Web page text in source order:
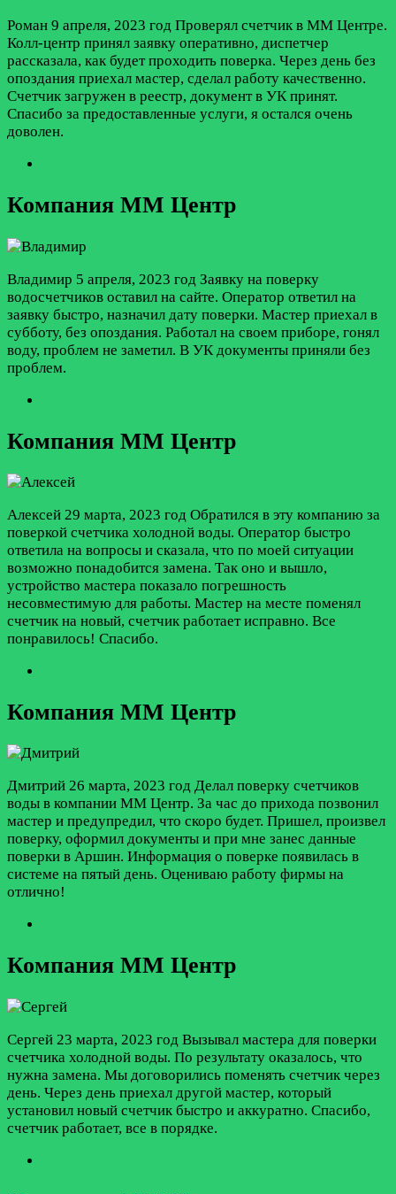
Роман 9 апреля, 2023 год Проверял счетчик в ММ Центре.
Колл-центр принял заявку оперативно, диспетчер
рассказала, как будет проходить поверка. Через день без
опоздания приехал мастер, сделал работу качественно.
Счетчик загружен в реестр, документ в УК принят.
Спасибо за предоставленные услуги, я остался очень
доволен.
Компания ММ Центр
Владимир 5 апреля, 2023 год Заявку на поверку
водосчетчиков оставил на сайте. Оператор ответил на
заявку быстро, назначил дату поверки. Мастер приехал в
субботу, без опоздания. Работал на своем приборе, гонял
воду, проблем не заметил. В УК документы приняли без
проблем.
Компания ММ Центр
Алексей 29 марта, 2023 год Обратился в эту компанию за
поверкой счетчика холодной воды. Оператор быстро
ответила на вопросы и сказала, что по моей ситуации
возможно понадобится замена. Так оно и вышло,
устройство мастера показало погрешность
несовместимую для работы. Мастер на месте поменял
счетчик на новый, счетчик работает исправно. Все
понравилось! Спасибо.
Компания ММ Центр
Дмитрий 26 марта, 2023 год Делал поверку счетчиков
воды в компании ММ Центр. За час до прихода позвонил
мастер и предупредил, что скоро будет. Пришел, произвел
поверку, оформил документы и при мне занес данные
поверки в Аршин. Информация о поверке появилась в
системе на пятый день. Оцениваю работу фирмы на
отлично!
Компания ММ Центр
Сергей 23 марта, 2023 год Вызывал мастера для поверки
счетчика холодной воды. По результату оказалось, что
нужна замена. Мы договорились поменять счетчик через
день. Через день приехал другой мастер, который
установил новый счетчик быстро и аккуратно. Спасибо,
счетчик работает, все в порядке.